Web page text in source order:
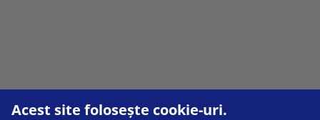
Acest site folosește cookie-uri.